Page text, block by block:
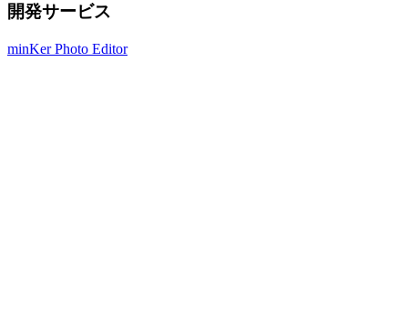
開発サービス
minKer Photo Editor